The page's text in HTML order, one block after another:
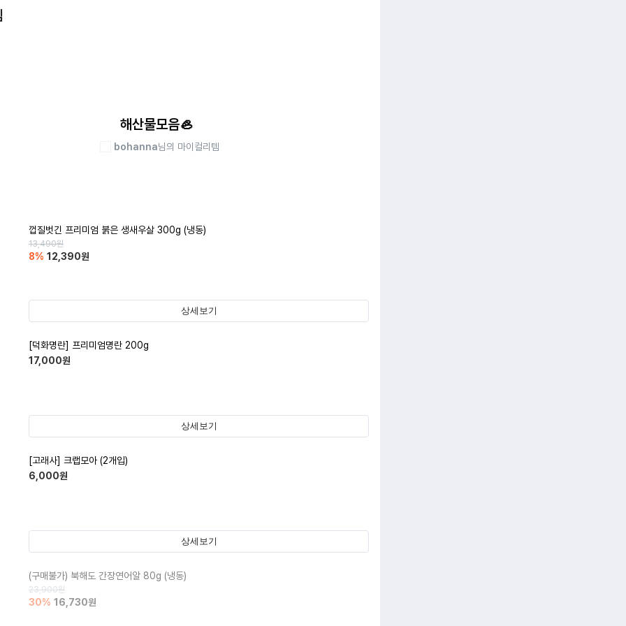
해산물모음🦪
bohanna님의 마이컬리템
껍질벗긴 프리미엄 붉은 생새우살 300g (냉동)
13,490원
8% 12,390원
상세보기
[덕화명란] 프리미엄명란 200g
17,000원
상세보기
[고래사] 크랩모아 (2개입)
6,000원
상세보기
(구매불가) 북해도 간장연어알 80g (냉동)
23,900원
30% 16,730원